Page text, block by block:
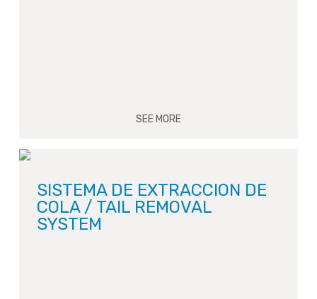
SEE MORE
SISTEMA DE EXTRACCION DE
COLA / TAIL REMOVAL
SYSTEM